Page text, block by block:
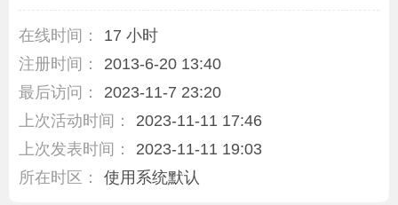
在线时间：
17 小时
注册时间：
2013-6-20 13:40
最后访问：
2023-11-7 23:20
上次活动时间：
2023-11-11 17:46
上次发表时间：
2023-11-11 19:03
所在时区：
使用系统默认